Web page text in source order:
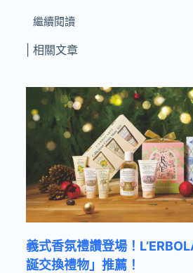
繼續閱讀
| 相關文章
義式香氛禮讚登場！
誕交換禮物」推薦！